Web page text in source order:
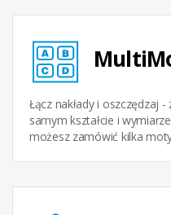
Łącz nakłady i oszczędzaj
samym kształcie i
możesz zamówić kilka